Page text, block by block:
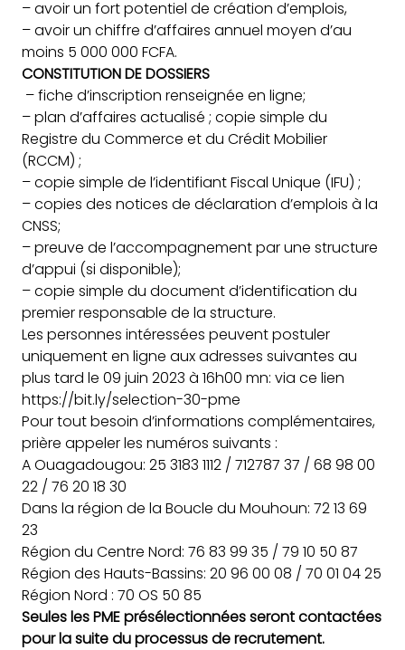
– avoir un fort potentiel de création d’emplois,
– avoir un chiffre d’affaires annuel moyen d’au
moins 5 000 000 FCFA.
CONSTITUTION DE DOSSIERS
– fiche d’inscription renseignée en ligne;
– plan d’affaires actualisé ; copie simple du
Registre du Commerce et du Crédit Mobilier
(RCCM) ;
– copie simple de l’identifiant Fiscal Unique (IFU) ;
– copies des notices de déclaration d’emplois à la
CNSS;
– preuve de l’accompagnement par une structure
d’appui (si disponible);
– copie simple du document d’identification du
premier responsable de la structure.
Les personnes intéressées peuvent postuler
uniquement en ligne aux adresses suivantes au
plus tard le 09 juin 2023 à 16h00 mn: via ce lien
https://bit.ly/selection-30-pme
Pour tout besoin d’informations complémentaires,
prière appeler les numéros suivants :
A Ouagadougou: 25 3183 1112 / 712787 37 / 68 98 00
22 / 76 20 18 30
Dans la région de la Boucle du Mouhoun: 72 13 69
23
Région du Centre Nord: 76 83 99 35 / 79 10 50 87
Région des Hauts-Bassins: 20 96 00 08 / 70 01 04 25
Région Nord : 70 OS 50 85
Seules les PME présélectionnées seront contactées
pour la suite du processus de recrutement.